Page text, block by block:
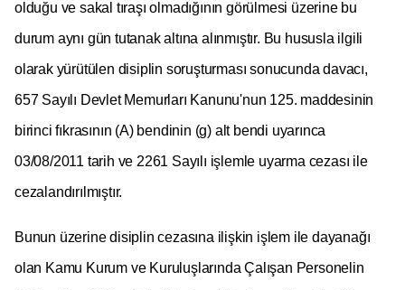
olduğu ve sakal tıraşı olmadığının görülmesi üzerine bu
durum aynı gün tutanak altına alınmıştır. Bu hususla ilgili
olarak yürütülen disiplin soruşturması sonucunda davacı,
657 Sayılı Devlet Memurları Kanunu'nun 125. maddesinin
birinci fıkrasının (A) bendinin (g) alt bendi uyarınca
03/08/2011 tarih ve 2261 Sayılı işlemle uyarma cezası ile
cezalandırılmıştır.
Bunun üzerine disiplin cezasına ilişkin işlem ile dayanağı
olan Kamu Kurum ve Kuruluşlarında Çalışan Personelin